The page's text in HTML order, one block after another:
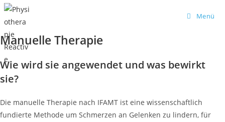
Zum
Inhalt
springen
Menü
Manuelle Therapie
Wie wird sie angewendet und was bewirkt
sie?
Die manuelle Therapie nach IFAMT ist eine wissenschaftlich
fundierte Methode um Schmerzen an Gelenken zu lindern, für